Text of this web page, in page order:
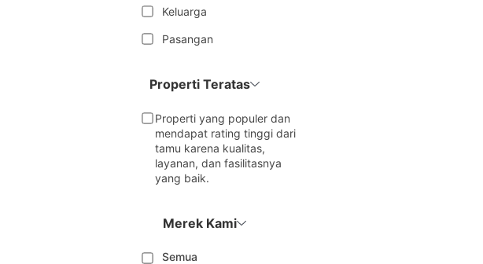
Keluarga
Pasangan
Properti Teratas
Properti yang populer dan
mendapat rating tinggi dari
tamu karena kualitas,
layanan, dan fasilitasnya
yang baik.
Merek Kami
Semua